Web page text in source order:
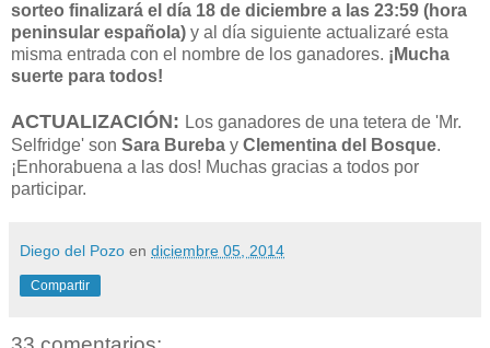
sorteo finalizará el día 18 de diciembre a las 23:59 (hora
peninsular española) y al día siguiente actualizaré esta
misma entrada con el nombre de los ganadores. ¡Mucha
suerte para todos!
ACTUALIZACIÓN: Los ganadores de una tetera de 'Mr.
Selfridge' son Sara Bureba y Clementina del Bosque.
¡Enhorabuena a las dos! Muchas gracias a todos por
participar.
Diego del Pozo en diciembre 05, 2014
Compartir